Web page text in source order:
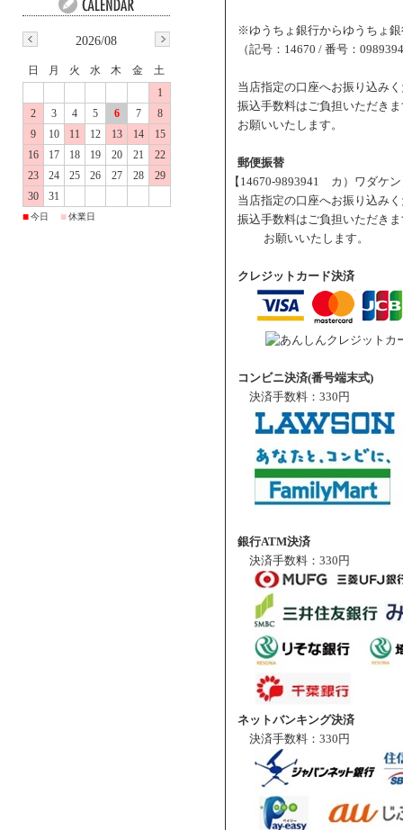
※ゆうちょ銀行からゆうちょ銀
（記号：14670 / 番号：
当店指定の口座へお振り込み
振込手数料はご負担いただきま
お願いいたします。
郵便振替
【14670-9893941 カ）ワダケン
当店指定の口座へお振り込み
振込手数料はご負担いただきま
お願いいたします。
クレジットカード決済
コンビニ決済(番号端末式)
決済手数料：330円
銀行ATM決済
決済手数料：330円
ネットバンキング決済
決済手数料：330円
2026/08
日 月 火 水 木 金
土
1
2
3 4 5 6 7
8
9
10 11 12 13 14
15
16
17 18 19 20 21
22
23
24 25 26 27 28
29
30
31
■今日 ■休業日